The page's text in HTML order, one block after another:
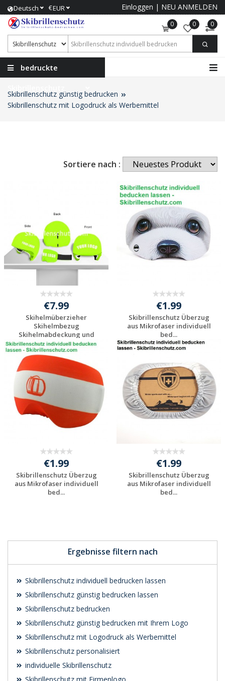
Deutsch €EUR Einloggen | NEU ANMELDEN
0 0 0
bedruckte
Skibrillenschutz günstig bedrucken
Skibrillenschutz mit Logodruck als Werbemittel
Ergebnisse filtern nach
Skibrillenschutz individuell bedrucken lassen
Skibrillenschutz günstig bedrucken lassen
Skibrillenschutz bedrucken
Skibrillenschutz günstig bedrucken mit Ihrem Logo
Skibrillenschutz mit Logodruck als Werbemittel
Skibrillenschutz personalisiert
individuelle Skibrillenschutz
Sortiere nach :
€7.99
Skihelmüberzieher
Skihelmbezug
Skihelmabdeckung und
Ski...
Individuelle
Werbeartikel
anfragen
€1.99
Skibrillenschutz Überzug
aus Mikrofaser individuell
bed...
Individuelle
anfragen
€1.99
Skibrillenschutz Überzug
aus Mikrofaser individuell
bed...
€1.99
Skibrillenschutz Überzug
aus Mikrofaser individuell
bed...